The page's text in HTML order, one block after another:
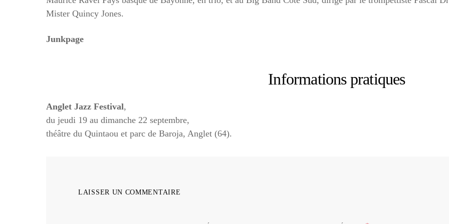
Mister Quincy Jones.
Junkpage
Informations pratiques
Anglet Jazz Festival,
du jeudi 19 au dimanche 22 septembre,
théâtre du Quintaou et parc de Baroja, Anglet (64).
LAISSER UN COMMENTAIRE